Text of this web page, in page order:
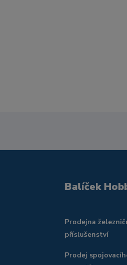
Balíček
Prodejna
příslušenství
Prodej